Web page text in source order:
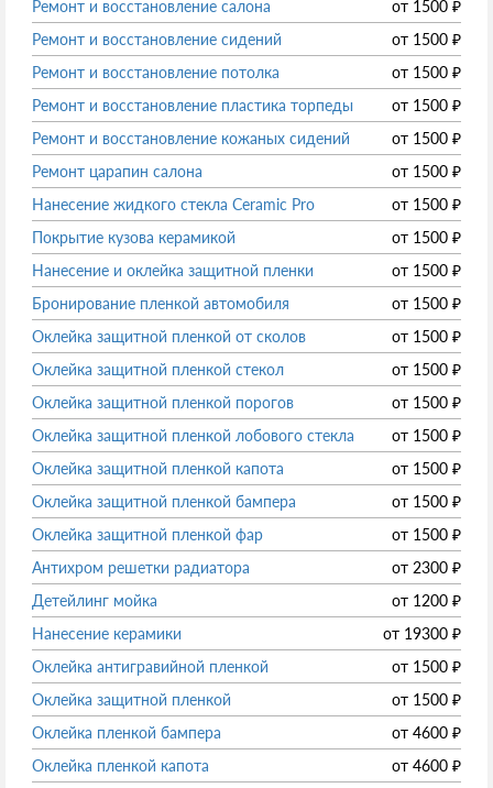
Ремонт и восстановление салона
от 1500 ₽
Ремонт и восстановление сидений
от 1500 ₽
Ремонт и восстановление потолка
от 1500 ₽
Ремонт и восстановление пластика торпеды
от 1500 ₽
Ремонт и восстановление кожаных сидений
от 1500 ₽
Ремонт царапин салона
от 1500 ₽
Нанесение жидкого стекла Ceramic Pro
от 1500 ₽
Покрытие кузова керамикой
от 1500 ₽
Нанесение и оклейка защитной пленки
от 1500 ₽
Бронирование пленкой автомобиля
от 1500 ₽
Оклейка защитной пленкой от сколов
от 1500 ₽
Оклейка защитной пленкой стекол
от 1500 ₽
Оклейка защитной пленкой порогов
от 1500 ₽
Оклейка защитной пленкой лобового стекла
от 1500 ₽
Оклейка защитной пленкой капота
от 1500 ₽
Оклейка защитной пленкой бампера
от 1500 ₽
Оклейка защитной пленкой фар
от 1500 ₽
Антихром решетки радиатора
от 2300 ₽
Детейлинг мойка
от 1200 ₽
Нанесение керамики
от 19300 ₽
Оклейка антигравийной пленкой
от 1500 ₽
Оклейка защитной пленкой
от 1500 ₽
Оклейка пленкой бампера
от 4600 ₽
Оклейка пленкой капота
от 4600 ₽